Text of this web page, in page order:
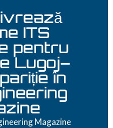
ITS
pentru
Lugoj–
în
Magazine